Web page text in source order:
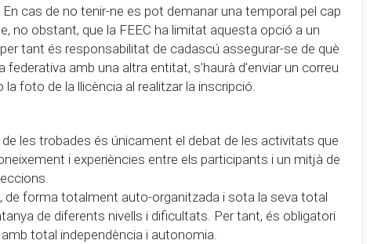
En cas de no tenir-ne es pot demanar una temporal pel cap
no obstant, que la FEEC ha limitat aquesta opció a un
tant és responsabilitat de cadascú assegurar-se de què
amb una altra entitat, s'haurà d'enviar un correu
foto de la llicència al realitzar la inscripció.
les trobades és únicament el debat de les activitats que
i experiències entre els participants i un mitjà de
de forma totalment auto-organitzada i sota la seva total
de diferents nivells i dificultats. Per tant, és obligatori
total independència i autonomia.